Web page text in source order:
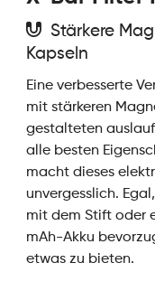
MEIN KONTO
Stärkere
Kapseln
Eine verbesserte
mit stärkeren
gestalteten
alle besten
macht dieses
unvergesslich.
mit dem Stift oder
mAh-Akku
etwas zu bieten.